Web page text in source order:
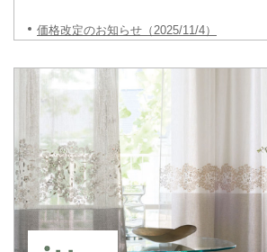
価格改定のお知らせ（2025/11/4）